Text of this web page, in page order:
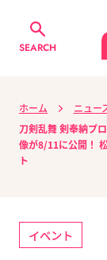
SEARCH
ホーム ニュー
刀剣乱舞 剣奉納プ
像が8/11に公開！
ト
イベント